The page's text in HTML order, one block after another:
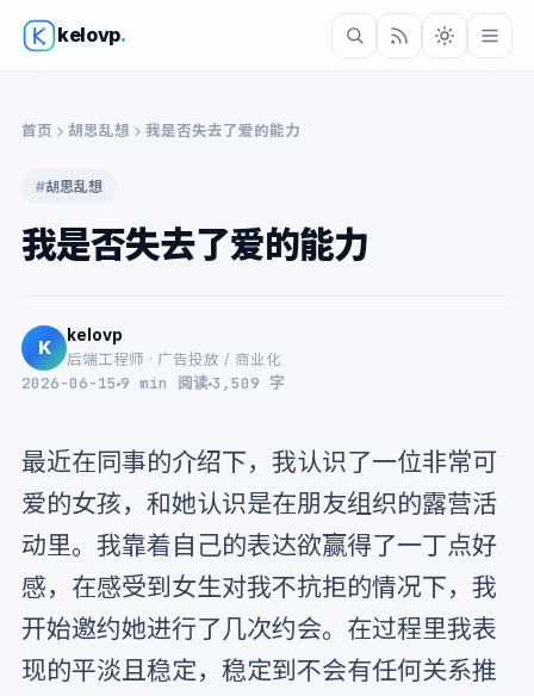
kelovp.
首页 胡思乱想 我是否失去了爱的能力
#胡思乱想
我是否失去了爱的能力
K
kelovp
后端工程师 · 广告投放 / 商业化
2026-06-15 9 min 阅读 3,509 字
最近在同事的介绍下，我认识了一位非常可
爱的女孩，和她认识是在朋友组织的露营活
动里。我靠着自己的表达欲赢得了一丁点好
感，在感受到女生对我不抗拒的情况下，我
开始邀约她进行了几次约会。在过程里我表
现的平淡且稳定，稳定到不会有任何关系推